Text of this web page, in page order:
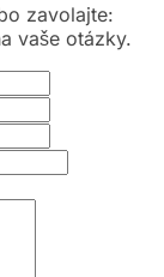
zavolajte:
vaše otázky.